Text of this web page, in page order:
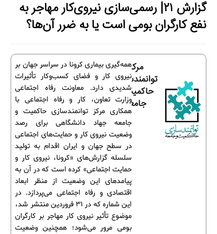
گزارش ۲۱| رسمی‌سازی نیروی‌کار مهاجر به
نفع کارگران بومی است یا به ضرر آن‌ها؟
همه‌گیری بیماری کرونا در سراسر جهان بر
نیروی کار و فضای کسب‌وکار تأثیرات
شدیدی دارد. معاونت رفاه اجتماعی
وزارت تعاون، کار و رفاه اجتماعی با
همکاری مرکز توانمندسازی حاکمیت و
جامعه جهاد دانشگاهی برای رصد
وضعیت نیروی کار و حمایت‌های اجتماعی
در سطح جهان و ایران اقدام به تولید
سلسله گزارش‌های «کرونا، نیروی کار و
حمایت اجتماعی» کرده است که در آن به
پیامدهای این وضعیت از منظر ابعاد
اقتصادی و رفاه اجتماعی می‌پردازد. در
این شماره که در 31 فروردین منتشر شد،
موضوع تأثیر نیروی کار مهاجر بر کارگران
بومی مرور می‌شود؛ همچنین وضعیت
مرکز
توانمندسازی
حاکمیت و
جامعه